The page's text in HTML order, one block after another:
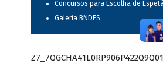
Concursos para Escolha de
Galeria BNDES